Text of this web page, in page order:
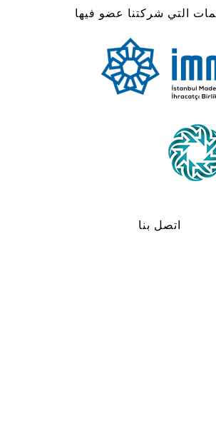
اتصل بنا
التي شركتنا عضو فيها